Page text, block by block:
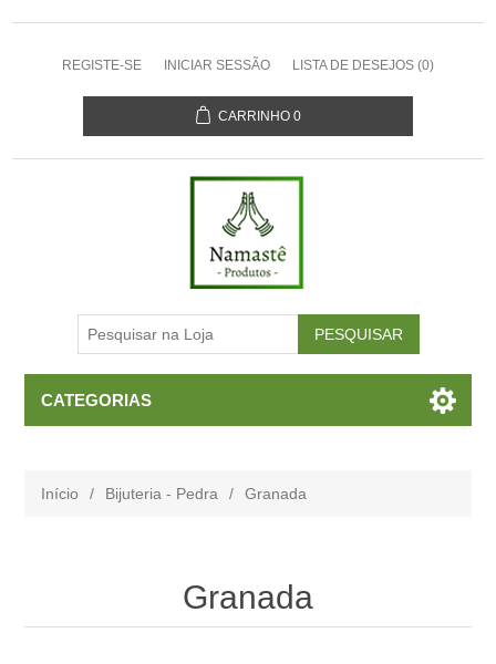
REGISTE-SE INICIAR SESSÃO LISTA DE DESEJOS (0)
CARRINHO 0
CATEGORIAS
Início / Bijuteria - Pedra / Granada
Granada